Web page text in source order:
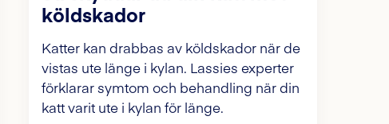
köldskador
Katter kan drabbas av köldskador när de
vistas ute länge i kylan. Lassies experter
förklarar symtom och behandling när din
katt varit ute i kylan för länge.